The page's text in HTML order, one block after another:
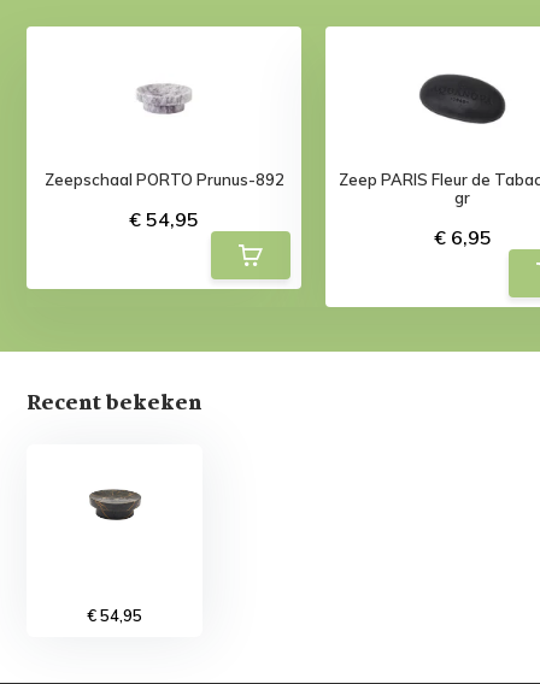
Zeepschaal PORTO Prunus-892
€ 54,95
Zeep PARIS Fleur de
gr
€ 6,95
Recent bekeken
€ 54,95